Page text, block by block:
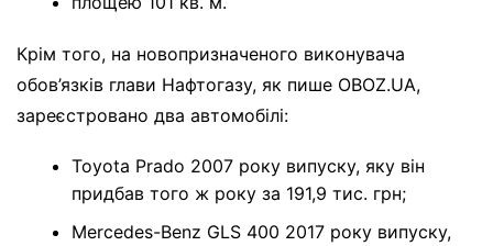
Крім того, на новопризначеного виконувача
обов’язків глави Нафтогазу, як пише OBOZ.UA,
зареєстровано два автомобілі:
Toyota Prado 2007 року випуску, яку він
придбав того ж року за 191,9 тис. грн;
Mercedes-Benz GLS 400 2017 року випуску,